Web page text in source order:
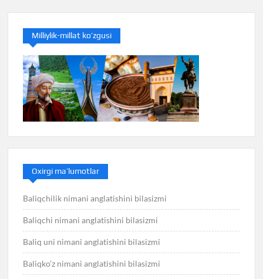
Milliylik-millat ko’zgusi
Oxirgi ma’lumotlar
Baliqchilik nimani anglatishini bilasizmi
Baliqchi nimani anglatishini bilasizmi
Baliq uni nimani anglatishini bilasizmi
Baliqko’z nimani anglatishini bilasizmi